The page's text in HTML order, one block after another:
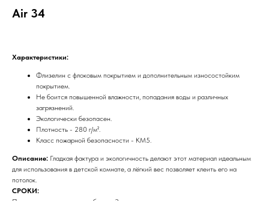
Air 34
Характеристики:
Флизелин с флоковым покрытием и дополнительным износостойким
покрытием.
Не боится повышенной влажности, попадания воды и различных
загрязнений.
Экологически безопасен.
Плотность - 280 г/м².
Класс пожарной безопасности - КМ5.
Описание: Гладкая фактура и экологичность делают этот материал идеальным
для использования в детской комнате, а лёгкий вес позволяет клеить его на
потолок.
СРОКИ: